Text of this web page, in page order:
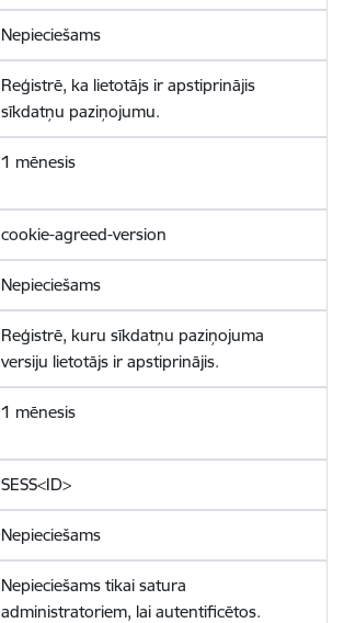
Nepieciešams
Reģistrē, ka lietotājs ir apstiprinājis
sīkdatņu paziņojumu.
1 mēnesis
cookie-agreed-version
Nepieciešams
Reģistrē, kuru sīkdatņu paziņojuma
versiju lietotājs ir apstiprinājis.
1 mēnesis
SESS<ID>
Nepieciešams
Nepieciešams tikai satura
administratoriem, lai autentificētos.